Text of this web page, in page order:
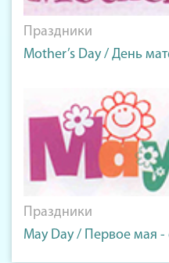
Праздники
Mother’s Day / День
Праздники
May Day / Первое мая -